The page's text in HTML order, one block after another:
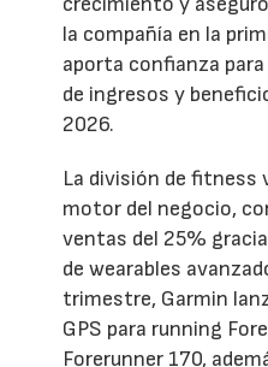
la compañía en la
aporta confianza
de ingresos y
2026.
La división de fitness
motor del negocio,
ventas del 25%
de wearables
trimestre, Garmin
GPS para running
Forerunner 170,